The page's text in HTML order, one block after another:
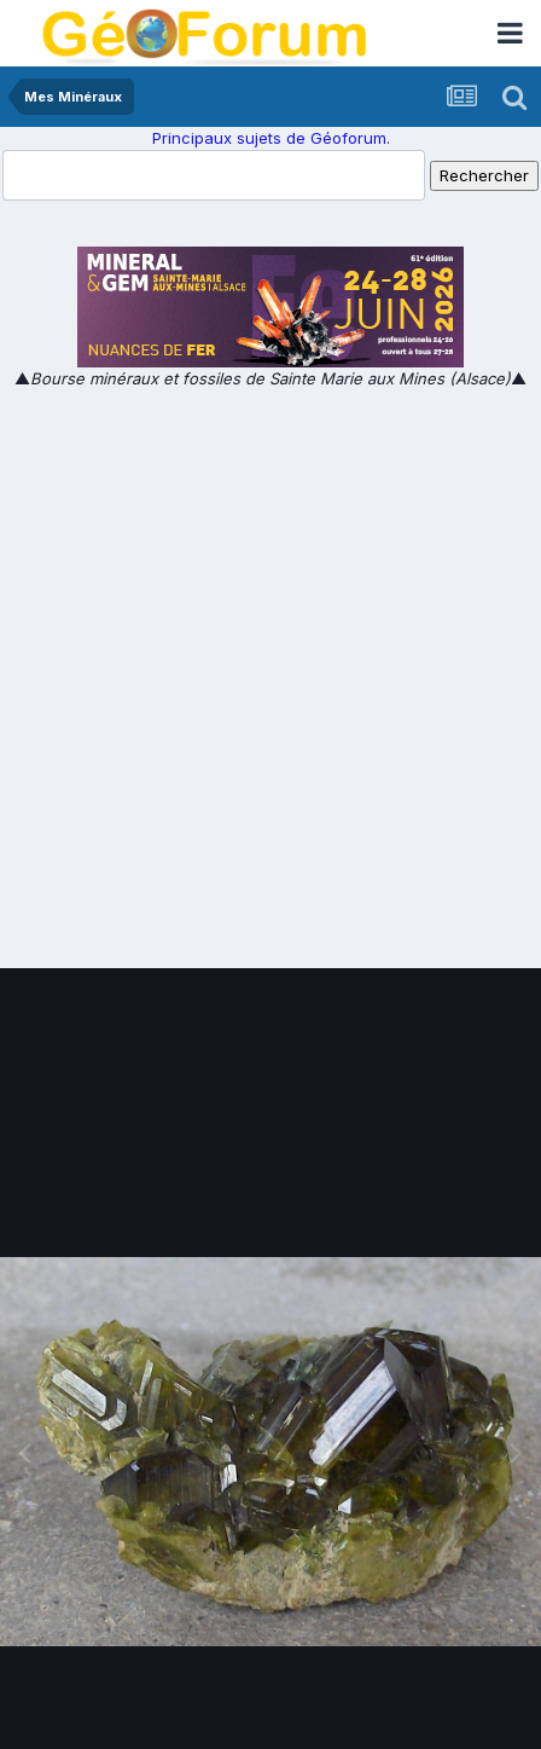
Mes Minéraux
Principaux sujets de Géoforum.
▲Bourse minéraux et fossiles de Sainte Marie aux Mines (Alsace)▲